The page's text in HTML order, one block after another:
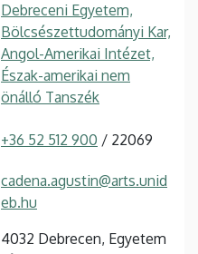
Debreceni Egyetem,
Bölcsészettudományi Kar,
Angol-Amerikai Intézet,
Észak-amerikai nem
önálló Tanszék
+36 52 512 900 / 22069
cadena.agustin@arts.unid
eb.hu
4032 Debrecen, Egyetem